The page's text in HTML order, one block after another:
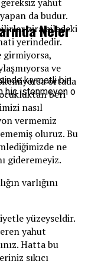
da budur.
zira ailedeki
yerindedir.
girmiyorsa,
ve
ortada
beri
nasıl
vermemiz
oluruz. Bu
ne
gideremeyiz.
varlığını
yüzeyseldir.
yahut
Hatta bu
sıkıcı
Neler
kıymetli bir
hiç istenmeyen o